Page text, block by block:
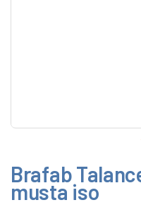
to
the
beginning
Brafab
musta iso